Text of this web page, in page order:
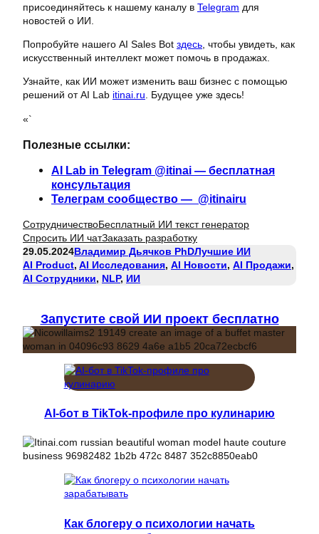
присоединяйтесь к нашему каналу в Telegram для
новостей о ИИ.
Попробуйте нашего AI Sales Bot здесь , чтобы увидеть, как
искусственный интеллект может помочь в продажах.
Узнайте, как ИИ может изменить ваш бизнес с помощью
решений от AI Lab itinai.ru. Будущее уже здесь!
«`
Полезные ссылки:
AI Lab in Telegram @itinai — бесплатная
консультация
Телеграм сообщество — @itinairu
СотрудничествоБесплатный ИИ текст генератор
Спросить ИИ чатЗаказать разработку
29.05.2024Владимир Дьячков PhDЛучшие ИИ
AI Product, AI Исследования, AI Новости, AI Продажи
AI Сотрудники, NLP, ИИ
Запустите свой ИИ проект бесплатно
AI-бот в TikTok-профиле про кулинарию
Как блогеру о психологии начать